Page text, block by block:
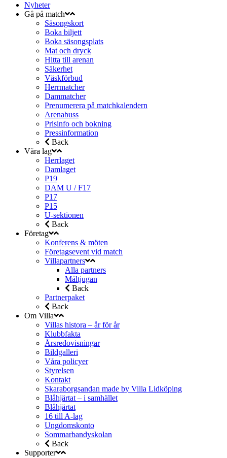
Nyheter
Gå på match
Säsongskort
Boka biljett
Boka säsongsplats
Mat och dryck
Hitta till arenan
Säkerhet
Väskförbud
Herrmatcher
Dammatcher
Prenumerera på matchkalendern
Arenabuss
Prisinfo och bokning
Pressinformation
Back
Våra lag
Herrlaget
Damlaget
P19
DAM U / F17
P17
P15
U-sektionen
Back
Företag
Konferens & möten
Företagsevent vid match
Villapartners
Alla partners
Måltjugan
Back
Partnerpaket
Back
Om Villa
Villas histora – år för år
Klubbfakta
Årsredovisningar
Bildgalleri
Våra policyer
Styrelsen
Kontakt
Skaraborgsandan made by Villa Lidköping
Blåhjärtat – i samhället
Blåhjärtat
16 till A-lag
Ungdomskonto
Sommarbandyskolan
Back
Supporter